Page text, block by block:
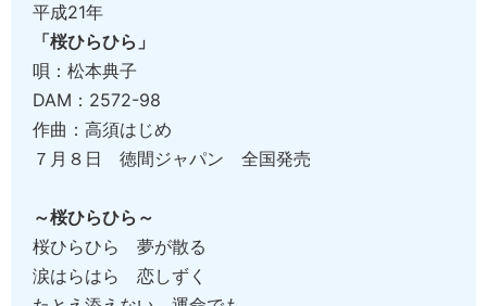
平成21年
「桜ひらひら」
唄：松本典子
DAM：2572-98
作曲：高須はじめ
７月８日 徳間ジャパン 全国発売
～桜ひらひら～
桜ひらひら 夢が散る
涙はらはら 恋しずく